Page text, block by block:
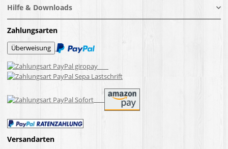
Hilfe & Downloads
Zahlungsarten
Versandarten